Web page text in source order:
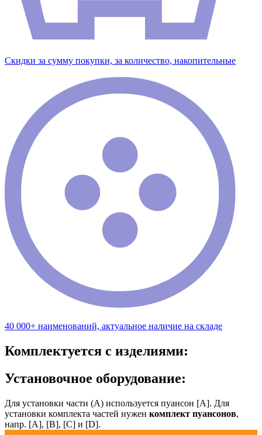
Скидки за сумму покупки, за количество, накопительные
40 000+ наименований, актуальное наличие на складе
Комплектуется с изделиями:
Установочное оборудование:
Для установки части (А) используется пуансон [А]. Для
установки комплекта частей нужен комплект пуансонов,
напр. [А], [B], [С] и [D].